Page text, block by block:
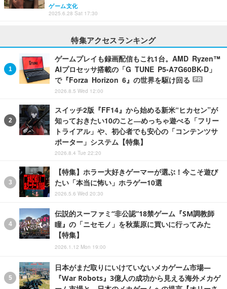
ゲーム文化
2025.6.28 Sat 17:30
特集アクセスランキング
ゲームプレイも録画配信もこれ1台。AMD Ryzen™
AIプロセッサ搭載の「G TUNE P5-A7G60BK-D」
で『Forza Horizon 6』の世界を駆け回る
PR
2026.8.5 Wed 12:00
スイッチ2版『FF14』から始める新米“ヒカセン”が
知っておきたい10のこと―めっちゃ遊べる「フリー
トライアル」や、初心者でも安心の「コンテンツサ
ポーター」システム【特集】
2026.8.4 Tue 22:20
【特集】ホラー大好きゲーマーが選ぶ！今こそ遊び
たい「本当に怖い」ホラゲー10選
2026.5.6 Wed 20:30
伝説的スーファミ“非公認”18禁ゲーム『SM調教師
瞳』の「ニセモノ」を秋葉原に買いに行ってみた
【特集】
2026.1.12 Mon 19:00
日本がまだ取りにいけていないメカゲーム市場―
『War Robots』3億人の成功から見える海外メカゲ